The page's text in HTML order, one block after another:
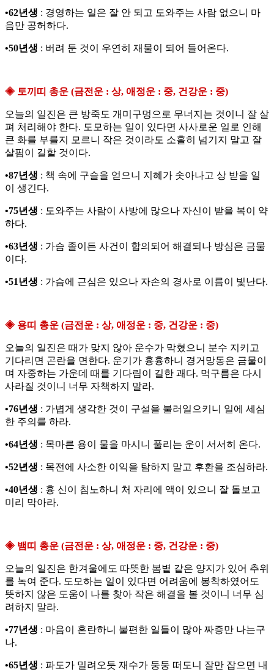
•62년생 : 경영하는 일은 잘 안 되고 도와주는 사람 없으니 마
음만 공허하다.
•50년생 : 버려 둔 것이 우연히 재물이 되어 들어온다.
◈ 토끼띠 총운 (금전운 : 상, 애정운 : 중, 건강운 : 중)
오늘의 일진은 큰 방죽도 개미구멍으로 무너지는 것이니 잘 살
펴 처리해야 한다. 도모하는 일이 있다면 사사로운 일로 인해
큰 화를 부를지 모르니 작은 것이라도 소홀히 넘기지 말고 잘
살핌이 길할 것이다.
•87년생 : 책 속에 구슬을 얻으니 지혜가 솟아나고 상 받을 일
이 생긴다.
•75년생 : 도와주는 사람이 사방에 많으나 자신이 받을 복이 약
하다.
•63년생 : 가슴 졸이든 사건이 합의되어 해결되나 방심은 금물
이다.
•51년생 : 가슴에 근심은 있으나 자손의 경사로 이름이 빛난다.
◈ 용띠 총운 (금전운 : 상, 애정운 : 중, 건강운 : 중)
오늘의 일진은 때가 맞지 않아 운수가 막혔으니 분수 지키고
기다리면 곤란을 면한다. 운기가 흉흉하니 경거망동은 금물이
며 자중하는 가운데 때를 기다림이 길한 괘다. 먹구름은 다시
사라질 것이니 너무 자책하지 말라.
•76년생 : 가볍게 생각한 것이 구설을 불러일으키니 일에 세심
한 주의를 하라.
•64년생 : 목마른 용이 물을 마시니 풀리는 운이 서서히 온다.
•52년생 : 목전에 사소한 이익을 탐하지 말고 후환을 조심하라.
•40년생 : 흉 신이 침노하니 처 자리에 액이 있으니 잘 돌보고
미리 막아라.
◈ 뱀띠 총운 (금전운 : 상, 애정운 : 중, 건강운 : 중)
오늘의 일진은 한겨울에도 따뜻한 봄볕 같은 양지가 있어 추위
를 녹여 준다. 도모하는 일이 있다면 어려움에 봉착하였어도
뜻하지 않은 도움이 나를 찾아 작은 해결을 볼 것이니 너무 심
려하지 말라.
•77년생 : 마음이 혼란하니 불편한 일들이 많아 짜증만 나는구
나.
•65년생 : 파도가 밀려오듯 재수가 둥둥 떠도니 잘만 잡으면 내